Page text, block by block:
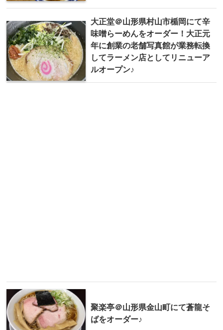
大正堂＠山形県村山市楯岡にて辛
味噌らーめんをオーダー！大正元
年に創業の老舗写真館が業務転換
してラーメン店としてリニューア
ルオープン♪
聚楽亭＠山形県金山町にて蒼龍そ
ばをオーダー♪